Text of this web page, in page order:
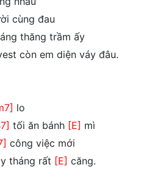
cùng đau
thăng trầm ấy
còn em diện váy đâu.
lo
tối ăn bánh [E] mì
công việc mới
tháng rất [E] căng.